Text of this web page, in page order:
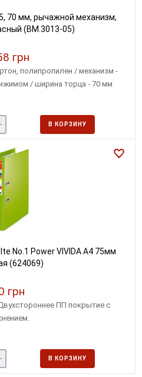
70 мм, рычажной механизм,
(BM.3013-05)
грн
полипропилен / механизм -
/ ширина торца - 70 мм
В КОРЗИНУ
No.1 Power VIVIDA А4 75мм
(624069)
грн
ПП покрытие с
В КОРЗИНУ